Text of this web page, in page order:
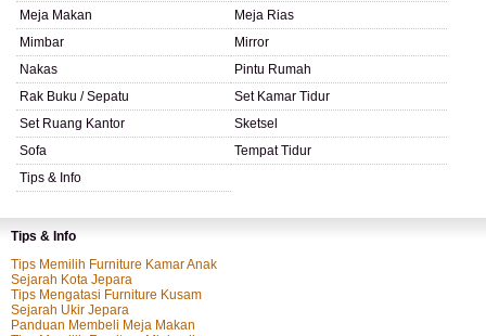
Meja Makan
Meja Rias
Mimbar
Mirror
Nakas
Pintu Rumah
Rak Buku / Sepatu
Set Kamar Tidur
Set Ruang Kantor
Sketsel
Sofa
Tempat Tidur
Tips & Info
Tips & Info
Tips Memilih Furniture Kamar Anak
Sejarah Kota Jepara
Tips Mengatasi Furniture Kusam
Sejarah Ukir Jepara
Panduan Membeli Meja Makan